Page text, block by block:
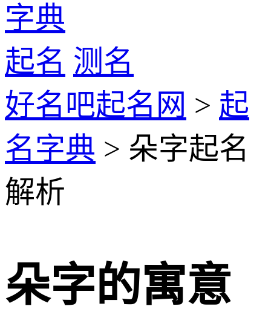
字典
起名 测名
好名吧起名网 > 起
名字典 > 朵字起名
解析
朵字的寓意